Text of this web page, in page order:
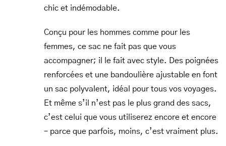
chic et indémodable.
Conçu pour les hommes comme pour les
femmes, ce sac ne fait pas que vous
accompagner; il le fait avec style. Des poignées
renforcées et une bandoulière ajustable en font
un sac polyvalent, idéal pour tous vos voyages.
Et même s’il n’est pas le plus grand des sacs,
c’est celui que vous utiliserez encore et encore
– parce que parfois, moins, c’est vraiment plus.